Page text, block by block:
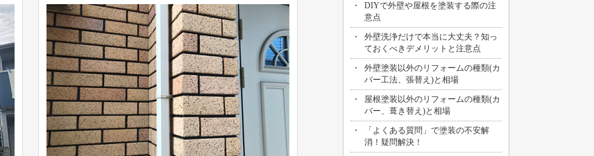
2026/07/31
海部郡大治町のお客様より、屋根・外壁
その他塗装工事の御見積依頼を頂きまし
た！
2026/07/30
名古屋市名東区のお客様より、屋上バル
コニー防水工事の御見積依頼を頂きまし
た！
2026/07/29
名古屋市千種区のお客様より、エントラ
DIYで外壁や屋根を塗装する際の注
意点
外壁洗浄だけで本当に大丈夫？知っ
ておくべきデメリットと注意点
外壁塗装以外のリフォームの種類(カ
バー工法、張替え)と相場
屋根塗装以外のリフォームの種類(カ
バー、葺き替え)と相場
「よくある質問」で塗装の不安解
消！疑問解決！